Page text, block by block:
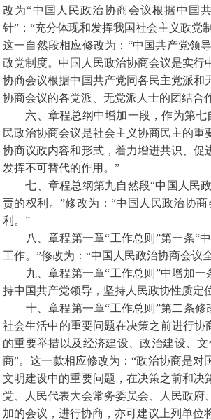
改为“中国人民政治协商会议根据中国
针”；“充分体现和发挥我国社会主义政党
这一自然段相应修改为：“中国共产党领
政党制度。中国人民政治协商会议是实
协商会议根据中国共产党同各民主党派
协商会议的各党派、无党派人士的团结合
六、章程总纲中增加一段，作为第七
民政治协商会议是社会主义协商民主的
协商议政内容和形式，着力增进共识、
发挥不可替代的作用。”
七、章程总纲第九自然段“中国人民政
责的权利。”修改为：“中国人民政治协
利。”
八、章程第一章“工作总则”第一条“中
工作。”修改为：“中国人民政治协商会议
九、章程第一章“工作总则”中增加一
持中国共产党领导，坚持人民政协性质定
十、章程第一章“工作总则”第二条修
社会生活中的重要问题在决策之前进行
的重要举措以及经济建设、政治建设、
商”。这一款相应修改为：“政治协商是
文明建设中的重要问题，在决策之前和
党、人民代表大会常务委员会、人民政
加的会议，进行协商，亦可建议上列单位